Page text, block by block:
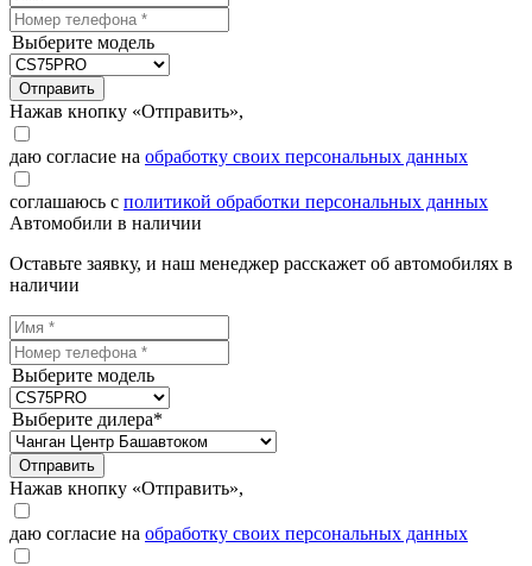
Выберите модель
Отправить
Нажав кнопку «Отправить»,
даю согласие на обработку своих персональных данных
соглашаюсь с политикой обработки персональных данных
Автомобили в наличии
Оставьте заявку, и наш менеджер расскажет об автомобилях в
наличии
Выберите модель
Выберите дилера*
Отправить
Нажав кнопку «Отправить»,
даю согласие на обработку своих персональных данных